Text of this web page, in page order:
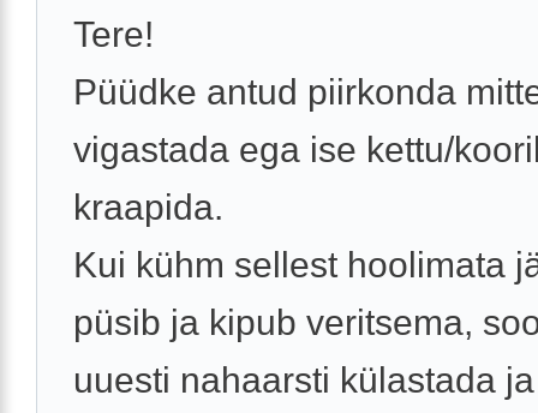
Tere!
Püüdke antud piirkonda
vigastada ega ise kettu/
kraapida.
Kui kühm sellest hoolimata
püsib ja kipub veritsema,
uuesti nahaarsti külastada ja